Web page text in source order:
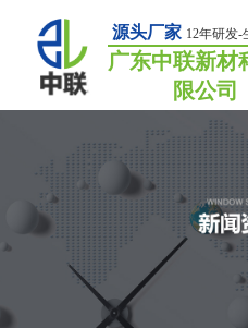
源头厂家 12年研发-
广东中联新材
限公司